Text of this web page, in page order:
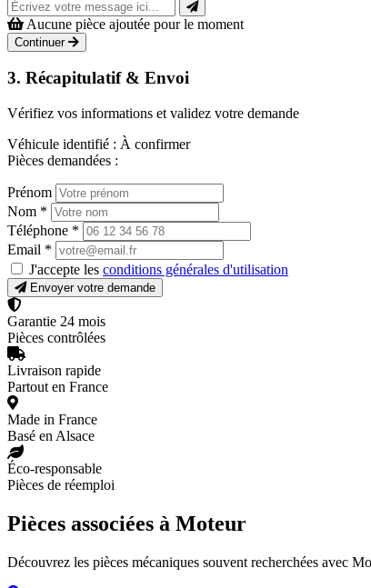
Aucune pièce ajoutée pour le moment
Continuer
3. Récapitulatif & Envoi
Vérifiez vos informations et validez votre demande
Véhicule identifié : À confirmer
Pièces demandées :
Prénom
Nom *
Téléphone *
Email *
J'accepte les conditions générales d'utilisation
Envoyer votre demande
Garantie 24 mois
Pièces contrôlées
Livraison rapide
Partout en France
Made in France
Basé en Alsace
Éco-responsable
Pièces de réemploi
Pièces associées à Moteur
Découvrez les pièces mécaniques souvent recherchées avec